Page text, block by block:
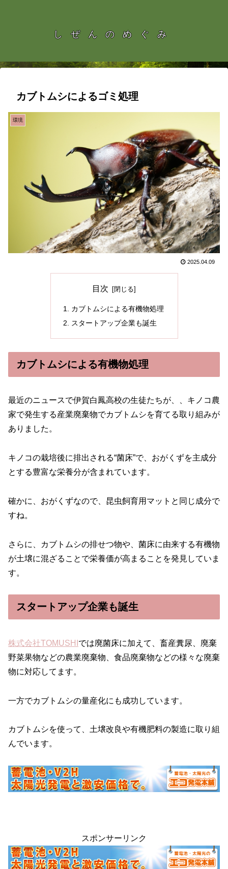
しぜんのめぐみ
カブトムシによるゴミ処理
環境
2025.04.09
目次
カブトムシによる有機物処理
スタートアップ企業も誕生
カブトムシによる有機物処理
最近のニュースで伊賀白鳳高校の生徒たちが、、キノコ農
家で発生する産業廃棄物でカブトムシを育てる取り組みが
ありました。
キノコの栽培後に排出される“菌床”で、おがくずを主成分
とする豊富な栄養分が含まれています。
確かに、おがくずなので、昆虫飼育用マットと同じ成分で
すね。
さらに、カブトムシの排せつ物や、菌床に由来する有機物
が土壌に混ざることで栄養価が高まることを発見していま
す。
スタートアップ企業も誕生
株式会社TOMUSHI では廃菌床に加えて、畜産糞尿、廃棄
野菜果物などの農業廃棄物、食品廃棄物などの様々な廃棄
物に対応してます。
一方でカブトムシの量産化にも成功しています。
カブトムシを使って、土壌改良や有機肥料の製造に取り組
んでいます。
スポンサーリンク